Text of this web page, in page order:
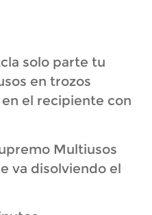
solo parte tu
en trozos
el recipiente con
Multiusos
va disolviendo el